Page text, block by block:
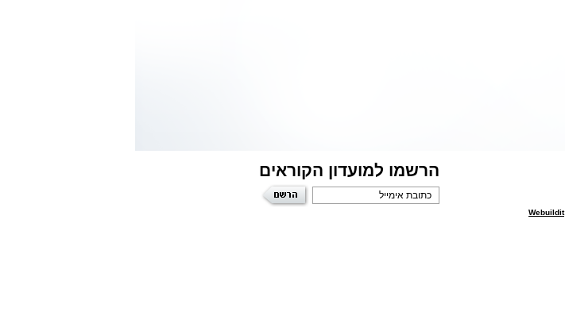
הרשמו למועדון הקוראים
Webuildit